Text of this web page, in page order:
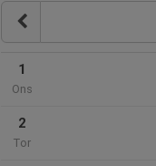
1
Ons
2
Tor